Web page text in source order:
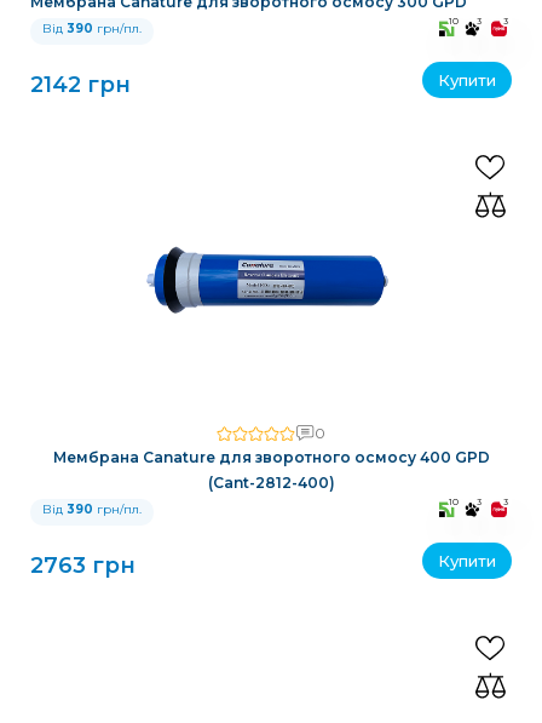
Від 390 грн/пл. 10 3 3
2142 грн Купити
0
Мембрана Canature для зворотного осмосу 400 GPD
(Cant-2812-400)
Від 390 грн/пл. 10 3 3
2763 грн Купити